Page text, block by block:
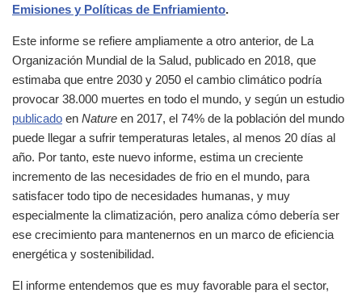
Emisiones y Políticas de Enfriamiento.
Este informe se refiere ampliamente a otro anterior, de La
Organización Mundial de la Salud, publicado en 2018, que
estimaba que entre 2030 y 2050 el cambio climático podría
provocar 38.000 muertes en todo el mundo, y según un estudio
publicado en Nature en 2017, el 74% de la población del mundo
puede llegar a sufrir temperaturas letales, al menos 20 días al
año. Por tanto, este nuevo informe, estima un creciente
incremento de las necesidades de frio en el mundo, para
satisfacer todo tipo de necesidades humanas, y muy
especialmente la climatización, pero analiza cómo debería ser
ese crecimiento para mantenernos en un marco de eficiencia
energética y sostenibilidad.
El informe entendemos que es muy favorable para el sector,